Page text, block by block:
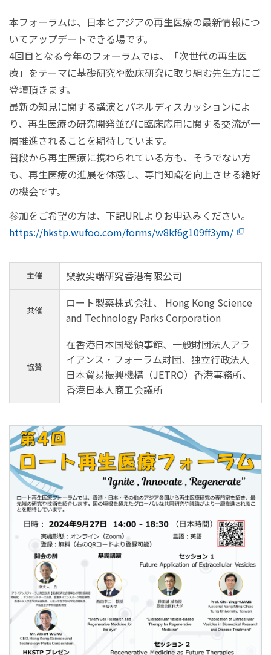
本フォーラムは、日本とアジアの再生医療の最新情報につ
いてアップデートできる場です。
4回目となる今年のフォーラムでは、「次世代の再生医
療」をテーマに基礎研究や臨床研究に取り組む先生方にご
登壇頂きます。
最新の知見に関する講演とパネルディスカッションによ
り、再生医療の研究開発並びに臨床応用に関する交流が一
層推進されることを期待しています。
普段から再生医療に携わられている方も、そうでない方
も、再生医療の進展を体感し、専門知識を向上させる絶好
の機会です。
参加をご希望の方は、下記URLよりお申込みください。
https://hkstp.wufoo.com/forms/w8kf6g109ff3ym/
主催 樂敦尖端研究香港有限公司
共催
ロート製薬株式会社、 Hong Kong Science
and Technology Parks Corporation
協賛
在香港日本国総領事館、一般財団法人アラ
イアンス・フォーラム財団、独立行政法人
日本貿易振興機構（JETRO）香港事務所、
香港日本人商工会議所